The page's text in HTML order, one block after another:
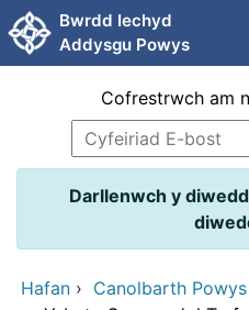
Neidio i'r prif gynnwy
Bwrdd Iechyd
Addysgu Powys
Cofrestrwch am
Darllenwch y
Hafan › Canolbarth Powys